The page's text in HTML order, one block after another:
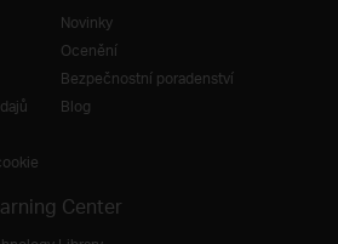
Novinky
Ocenění
Bezpečnostní poradenství
Blog
Center